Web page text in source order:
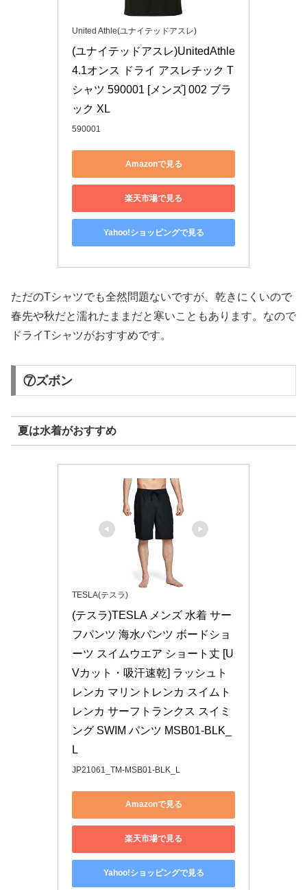
United Athle(ユナイテッドアスレ)
(ユナイテッドアスレ)UnitedAthle
4.1オンス ドライ アスレチック T
シャツ 590001 [メンズ] 002 ブラ
ック XL
590001
Amazonで見る
楽天市場で見る
Yahoo!ショッピングで見る
ただのTシャツでも全然問題ないですが、乾きにくいので
春先や秋だと濡れたままだと寒いこともあります。なので
ドライTシャツがおすすめです。
⑦ズボン
夏は水着がおすすめ
TESLA(テスラ)
(テスラ)TESLA メンズ 水着 サー
フパンツ 海水パンツ ボードショ
ーツ スイムウエア ショート丈 [U
Vカット・吸汗速乾] ラッシュト
レンカ マリントレンカ スイムト
レンカ サーフトランクス スイミ
ング SWIM パンツ MSB01-BLK_
L
JP21061_TM-MSB01-BLK_L
Amazonで見る
楽天市場で見る
Yahoo!ショッピングで見る